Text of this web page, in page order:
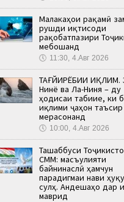
Малакаҳои рақамӣ
рушди иқтисоди
рақобатпазири
мебошанд
🕔 11:30, 4.Авг 2026
ТАҒЙИРЁБИИ ИҚЛИМ.
Нинё ва Ла-Ниня – ду
ҳодисаи табиие, ки
иқлими ҷаҳон таъсир
мерасонанд
🕔 10:00, 4.Авг 2026
Ташаббуси
СММ: масъулияти
байнинаслӣ ҳамчун
парадигмаи нави
сулҳ. Андешаҳо дар
маврид